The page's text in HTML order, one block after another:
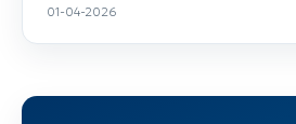
01-04-2026